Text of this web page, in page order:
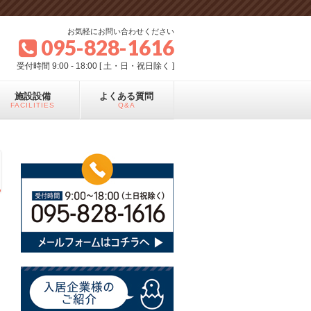
お気軽にお問い合わせください
095-828-1616
受付時間 9:00 - 18:00 [ 土・日・祝日除く ]
施設設備
FACILITIES
よくある質問
Q&A